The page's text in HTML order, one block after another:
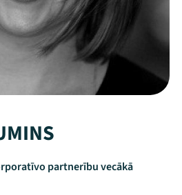
partnerību vecākā